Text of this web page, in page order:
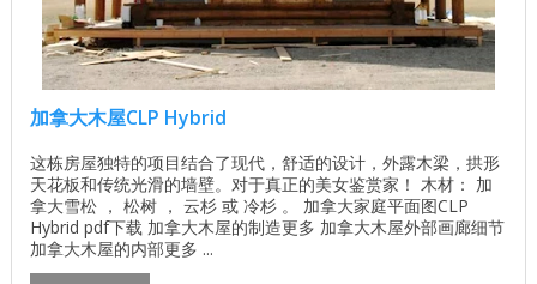
加拿大木屋CLP Hybrid
这栋房屋独特的项目结合了现代，舒适的设计，外露木梁，拱形
天花板和传统光滑的墙壁。对于真正的美女鉴赏家！ 木材： 加
拿大雪松 ， 松树 ， 云杉 或 冷杉 。 加拿大家庭平面图CLP
Hybrid pdf下载 加拿大木屋的制造更多 加拿大木屋外部画廊细节
加拿大木屋的内部更多 ...